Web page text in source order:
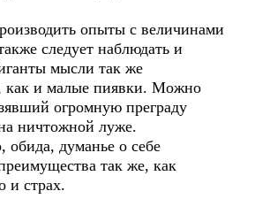
опыты с величинами
следует наблюдать и
мысли так же
как и малые пиявки. Можно
огромную преграду
ничтожной луже.
обида, думанье о себе
так же, как
и страх.